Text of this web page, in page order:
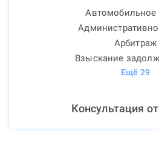
Автомобильное
Арбитраж
Взыскание
Ещё 29
Консультация от